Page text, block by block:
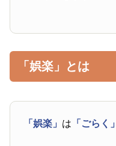
「娯楽」とは
「娯楽」 は 「ごらく」